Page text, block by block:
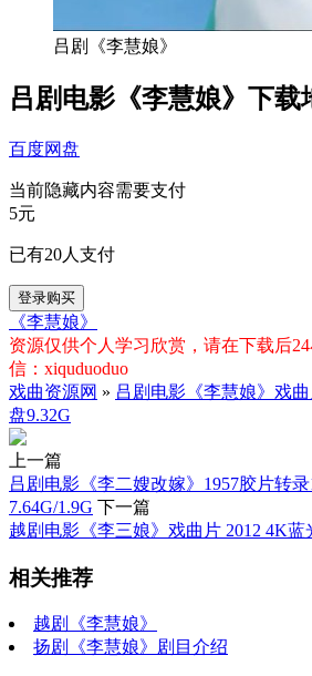
吕剧《李慧娘》
吕剧电影《李慧娘》下载
百度网盘
当前隐藏内容需要支付
5元
已有20人支付
登录购买
《李慧娘》
资源仅供个人学习欣赏，请在下载后
信：xiquduoduo
戏曲资源网 » 吕剧电影《李慧娘》戏
盘9.32G
上一篇
吕剧电影《李二嫂改嫁》1957胶片转
7.64G/1.9G 下一篇
越剧电影《李三娘》戏曲片 2012 4K蓝
相关推荐
越剧《李慧娘》
扬剧《李慧娘》剧目介绍